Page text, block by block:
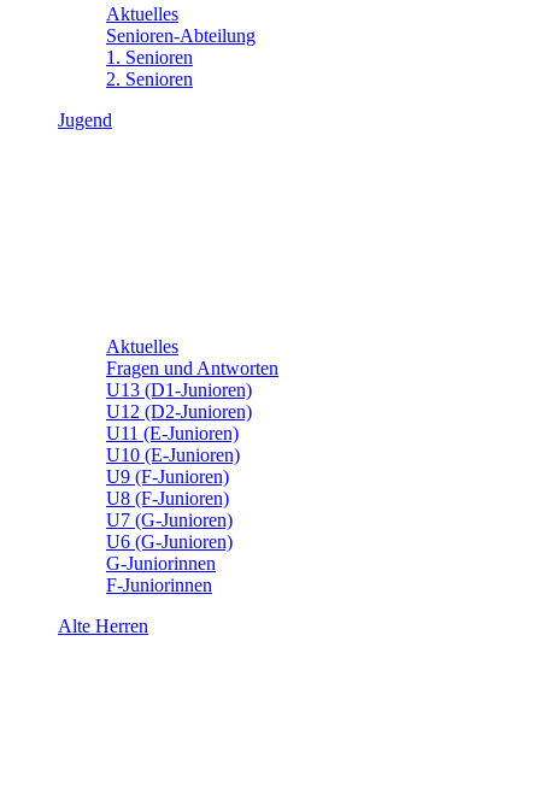
Aktuelles
Senioren-Abteilung
1. Senioren
2. Senioren
Jugend
Aktuelles
Fragen und Antworten
U13 (D1-Junioren)
U12 (D2-Junioren)
U11 (E-Junioren)
U10 (E-Junioren)
U9 (F-Junioren)
U8 (F-Junioren)
U7 (G-Junioren)
U6 (G-Junioren)
G-Juniorinnen
F-Juniorinnen
Alte Herren